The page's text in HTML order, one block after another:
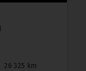
26 325 km